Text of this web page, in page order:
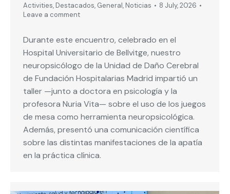
Activities, Destacados, General, Noticias
8 July, 2026
Leave a comment
Durante este encuentro, celebrado en el
Hospital Universitario de Bellvitge, nuestro
neuropsicólogo de la Unidad de Daño Cerebral
de Fundación Hospitalarias Madrid impartió un
taller —junto a doctora en psicología y la
profesora Nuria Vita— sobre el uso de los juegos
de mesa como herramienta neuropsicológica.
Además, presentó una comunicación científica
sobre las distintas manifestaciones de la apatía
en la práctica clínica.